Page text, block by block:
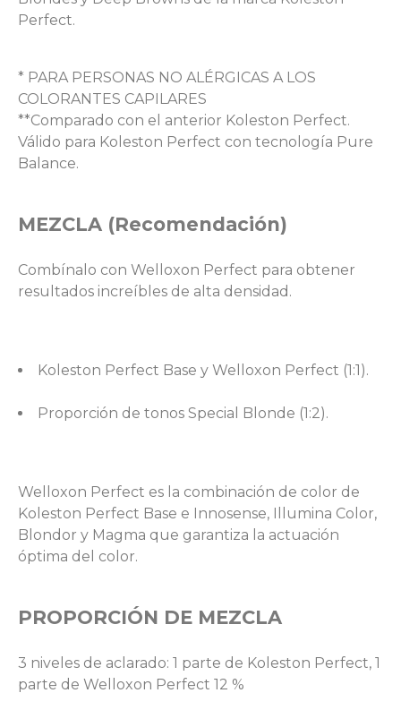
Perfect.
* PARA PERSONAS NO ALÉRGICAS A LOS
COLORANTES CAPILARES
**Comparado con el anterior Koleston Perfect.
Válido para Koleston Perfect con tecnología Pure
Balance.
MEZCLA (Recomendación)
Combínalo con Welloxon Perfect para obtener
resultados increíbles de alta densidad.
Koleston Perfect Base y Welloxon Perfect (1:1).
Proporción de tonos Special Blonde (1:2).
Welloxon Perfect es la combinación de color de
Koleston Perfect Base e Innosense, Illumina Color,
Blondor y Magma que garantiza la actuación
óptima del color.
PROPORCIÓN DE MEZCLA
3 niveles de aclarado: 1 parte de Koleston Perfect, 1
parte de Welloxon Perfect 12 %